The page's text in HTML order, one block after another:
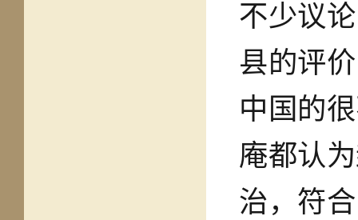
不少议
县的评
中国的
庵都认
治，符